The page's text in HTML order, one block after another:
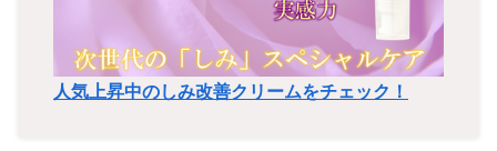
人気上昇中のしみ改善クリームをチェック！